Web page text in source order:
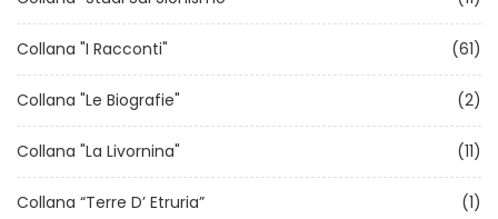
Collana "I Racconti" (61)
Collana "Le Biografie" (2)
Collana "La Livornina" (11)
Collana “Terre D’ Etruria” (1)